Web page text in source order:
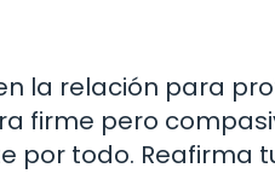
la relación para
firme pero
todo. Reafirma